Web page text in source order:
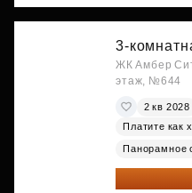
3-
ЖК Амбер
этаж, №644
2 кв 2028
Платите как
Панорамное
35 989